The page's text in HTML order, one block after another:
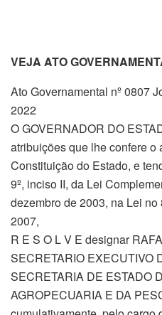
VEJA ATO
Ato Governamental nº 0807
2022
O GOVERNADOR DO
atribuições que lhe confere o
Constituição do Estado, e
9º, inciso II, da Lei
dezembro de 2003, na Lei
2007,
R E S O L V E designar
SECRETARIO EXECUTIVO
SECRETARIA DE ESTADO
AGROPECUARIA E DA